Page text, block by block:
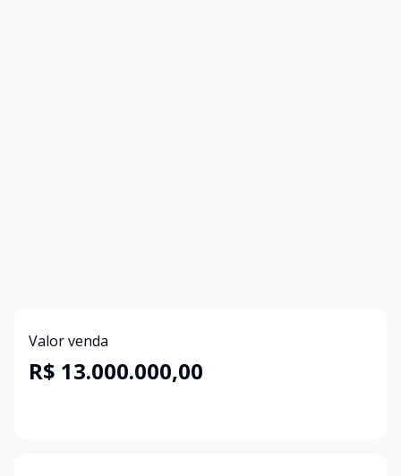
Valor venda
R$ 13.000.000,00